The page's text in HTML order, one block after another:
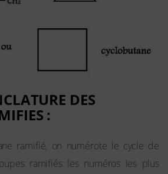
DES
:
ramifié, on numérote le cycle de
ramifiés les numéros les plus